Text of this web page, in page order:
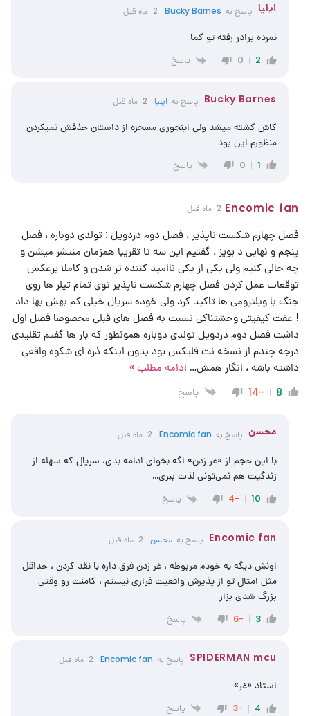
ایلیا پاسخ به Bucky Barnes 2 ماه قبل
نمرده برادر رفته تو کما
2
0 پاسخ
Bucky Barnes پاسخ بهایلیا 2 ماه قبل
کاش کشته میشد ولی اینجوری مسخره از داستان حذفش نمیکردن
منظورم این بود
1
0 پاسخ
Encomic fan 2 ماه قبل
فصل چهارم شکست ناپذیر ، فصل دوم دردویل : تولدی دوباره ، فصل
پنجم و نهایی د بویز ، گفتیم این سه تا تقریبا همزمان منتشر میشن و
چه حالی کنیم ولی یکی از یکی ناامید کننده تر شدن و کاملا برعکس
توقعات عمل کردن فصل چهارم شکست ناپذیر توی تمام تیلر ها روی
جنگ با ویلترومی ها تاکید کرد ولی خوده سریال خیلی کم بهش بها داد
! عفت کیفیتی وحشتناکی نسبت به فصل های قبلی مخصوصا فصل اول
داشت فصل دوم دردویل تولدی دوباره همونطور که بار ها گفتم تقلیدی
درجه چندم از نسخه نت فلیکس بود بدون اینکه ذره ای شکوه واقعی
داشته باشه ، انگار همش… ادامه مطلب »
8
-14 پاسخ
محسن پاسخ به Encomic fan 2 ماه قبل
با این حجم از «غر زدن» اگه بخوای ادامه بدی، سریال که سهله از
زندگیت هم نمی‌تونی لذت ببری…
10
-4 پاسخ
Encomic fan پاسخ به محسن 2 ماه قبل
اونش دیگه به خودم مربوطه ، غر زدن فرق داره با نقد کردن ، حداقل
مثل امثال تو از پذیرش واقعیت فراری نیستم ، کامنت رو وقتی
بزرگ شدی بزار
3
-6 پاسخ
SPIDERMAN mcu پاسخ به Encomic fan 2 ماه قبل
استاد «غر»
4
-3 پاسخ